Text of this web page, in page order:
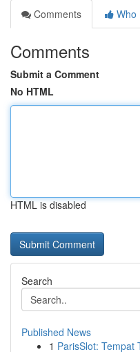
Comments
Who
Comments
Submit a Comment
No HTML
HTML is disabled
Search
Published News
1 ParisSlot: Tempat